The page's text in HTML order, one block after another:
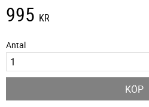
995 KR
Antal
KÖP